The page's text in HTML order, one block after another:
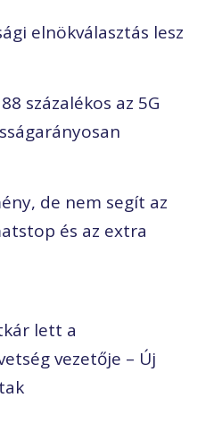
elnökválasztás lesz
százalékos az 5G
de nem segít az
és az extra
lett a
vezetője – Új